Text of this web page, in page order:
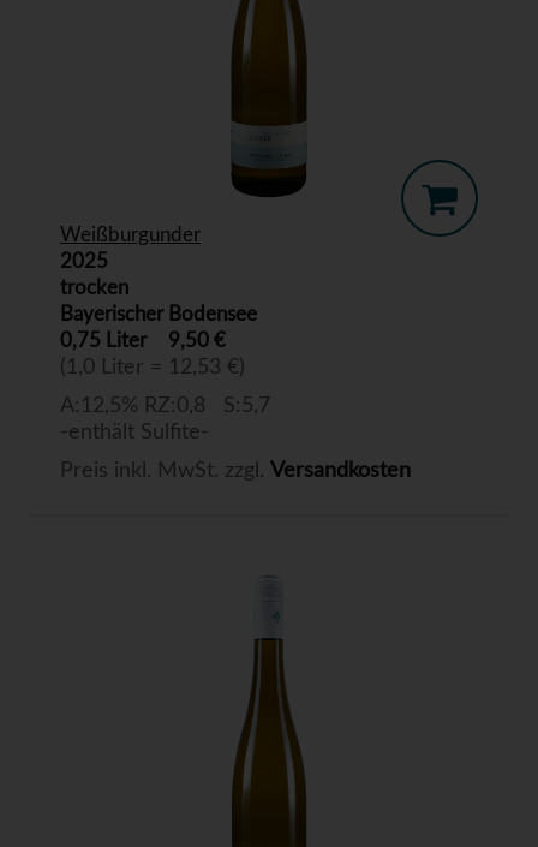
Weißburgunder
2025
trocken
Bayerischer Bodensee
0,75 Liter
9,50 €
(1,0 Liter = 12,53 €)
A:12,5% RZ:0,8 S:5,7
-enthält Sulfite-
Preis inkl. MwSt. zzgl. Versandkosten